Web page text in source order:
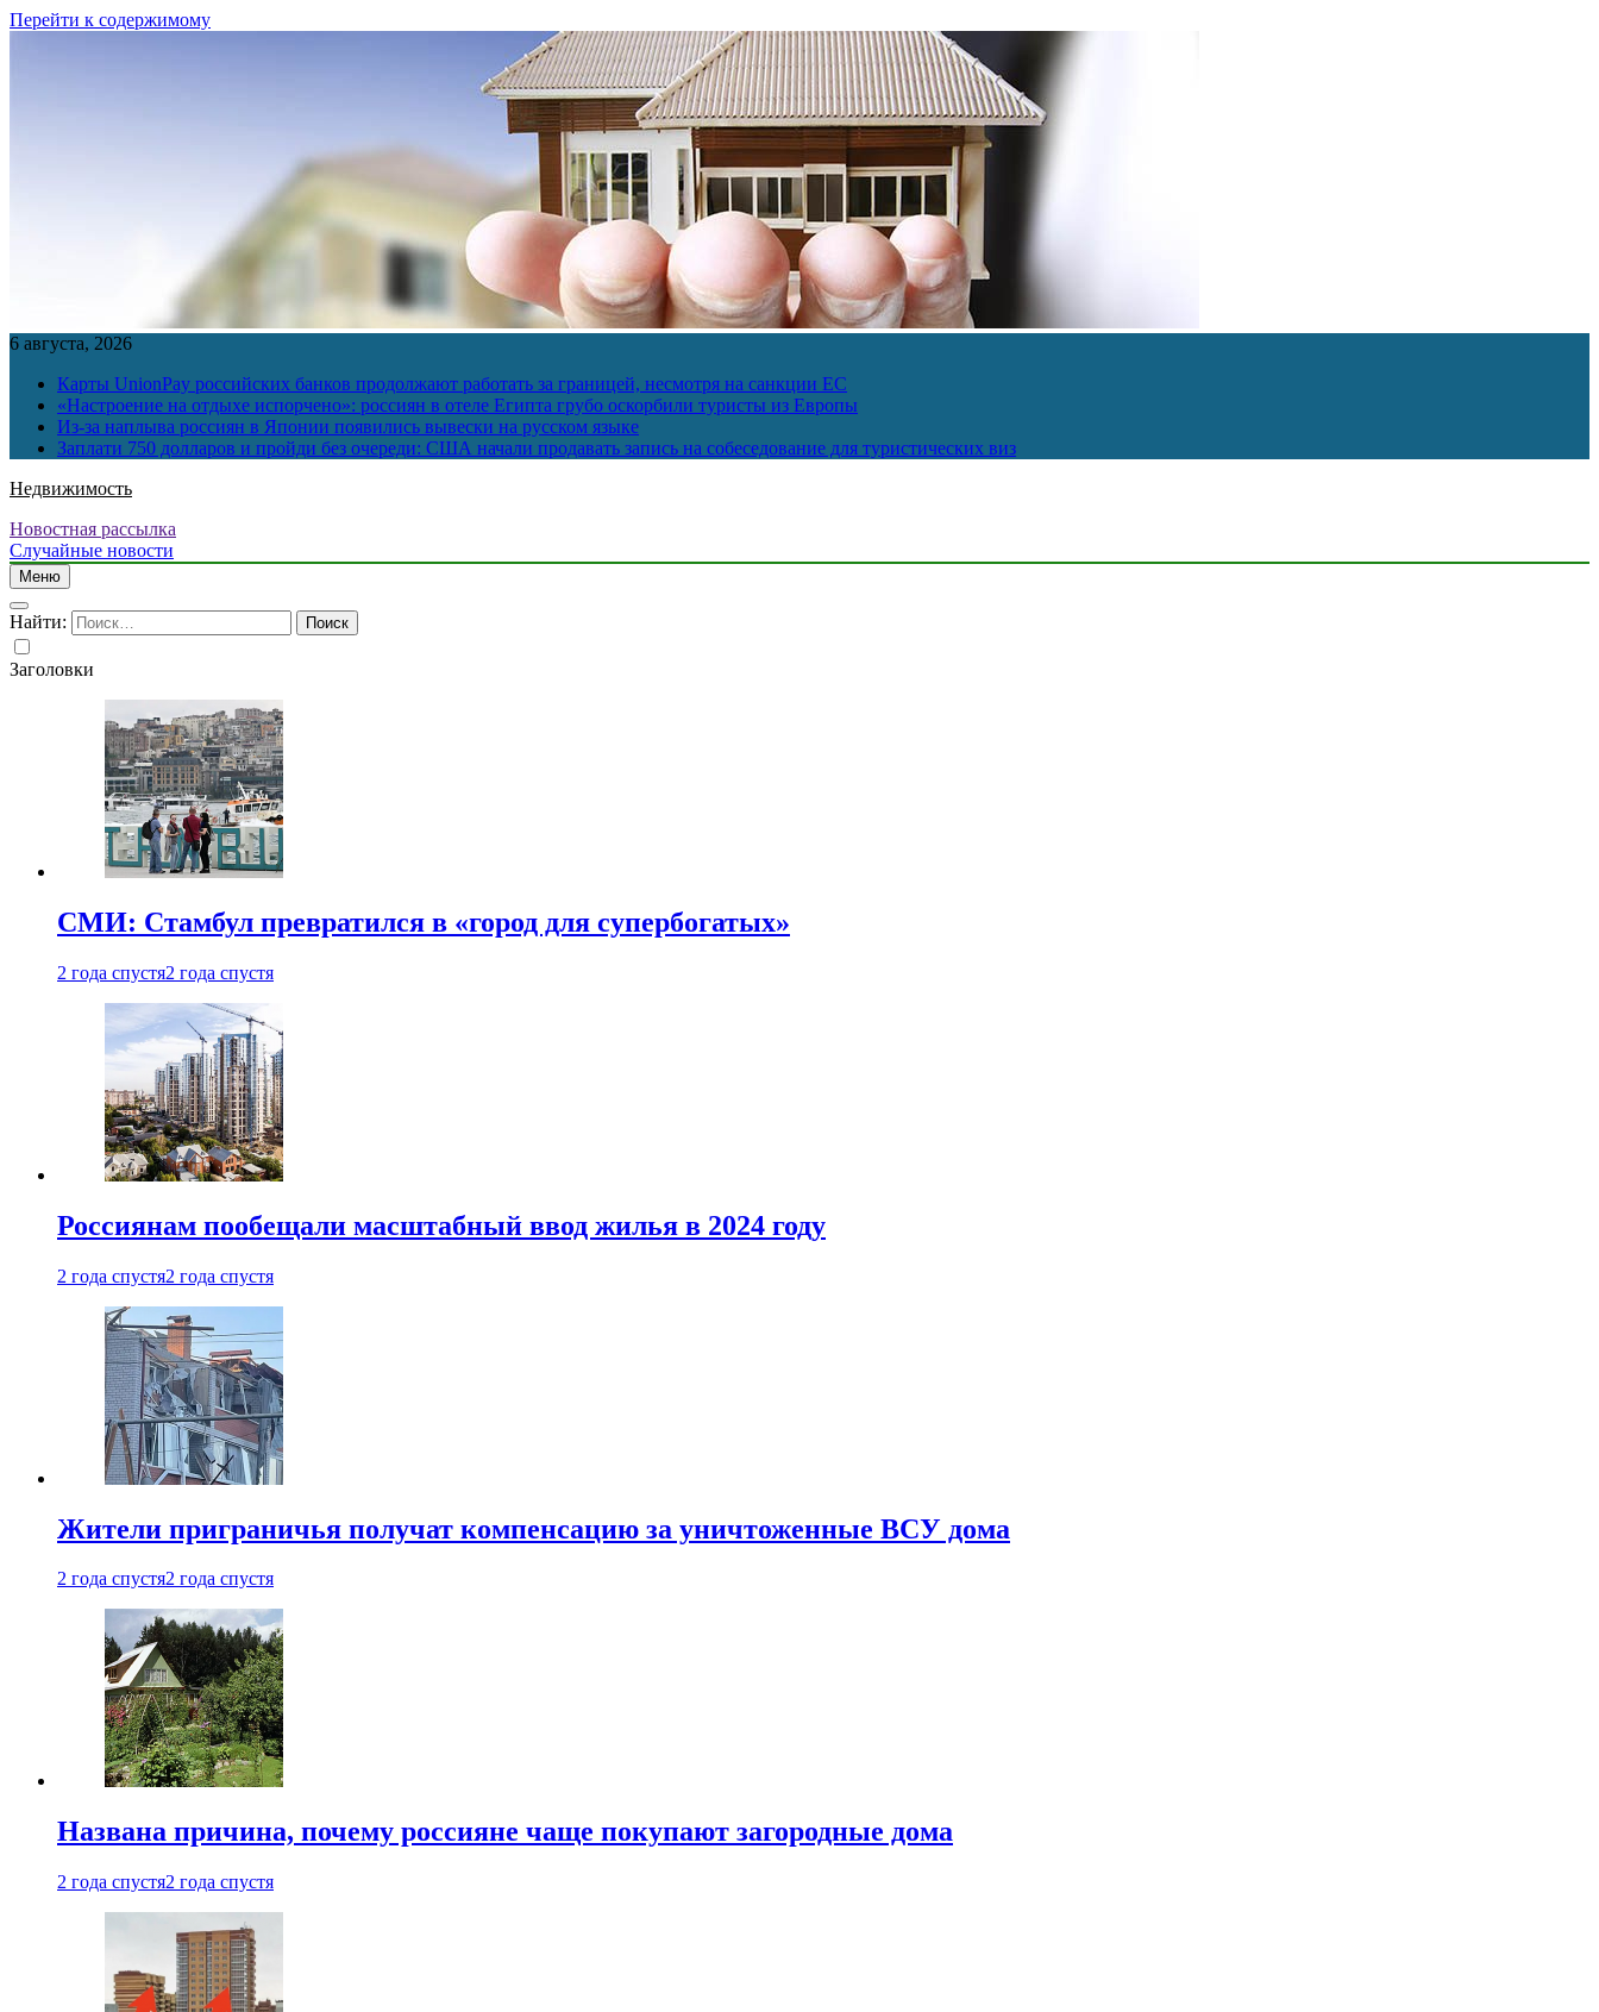
Перейти к содержимому
6 августа, 2026
Карты UnionPay российских банков продолжают работать за границей, несмотря на санкции ЕС
«Настроение на отдыхе испорчено»: россиян в отеле Египта грубо оскорбили туристы из Европы
Из-за наплыва россиян в Японии появились вывески на русском языке
Заплати 750 долларов и пройди без очереди: США начали продавать запись на собеседование для туристических виз
Недвижимость
Новостная рассылка
Случайные новости
Меню
Найти:
Заголовки
СМИ: Стамбул превратился в «город для супербогатых»
2 года спустя2 года спустя
Россиянам пообещали масштабный ввод жилья в 2024 году
2 года спустя2 года спустя
Жители приграничья получат компенсацию за уничтоженные ВСУ дома
2 года спустя2 года спустя
Названа причина, почему россияне чаще покупают загородные дома
2 года спустя2 года спустя